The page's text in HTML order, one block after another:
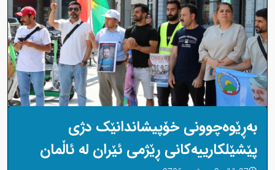
بەڕێوەچوونی خۆپیشاندانێک دژی
پێشێلکارییەکانی ڕێژمی ئێران لە ئاڵمان